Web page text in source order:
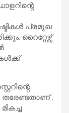
പ്രമുഖ
റൈറ്റേഴ്സ്
.